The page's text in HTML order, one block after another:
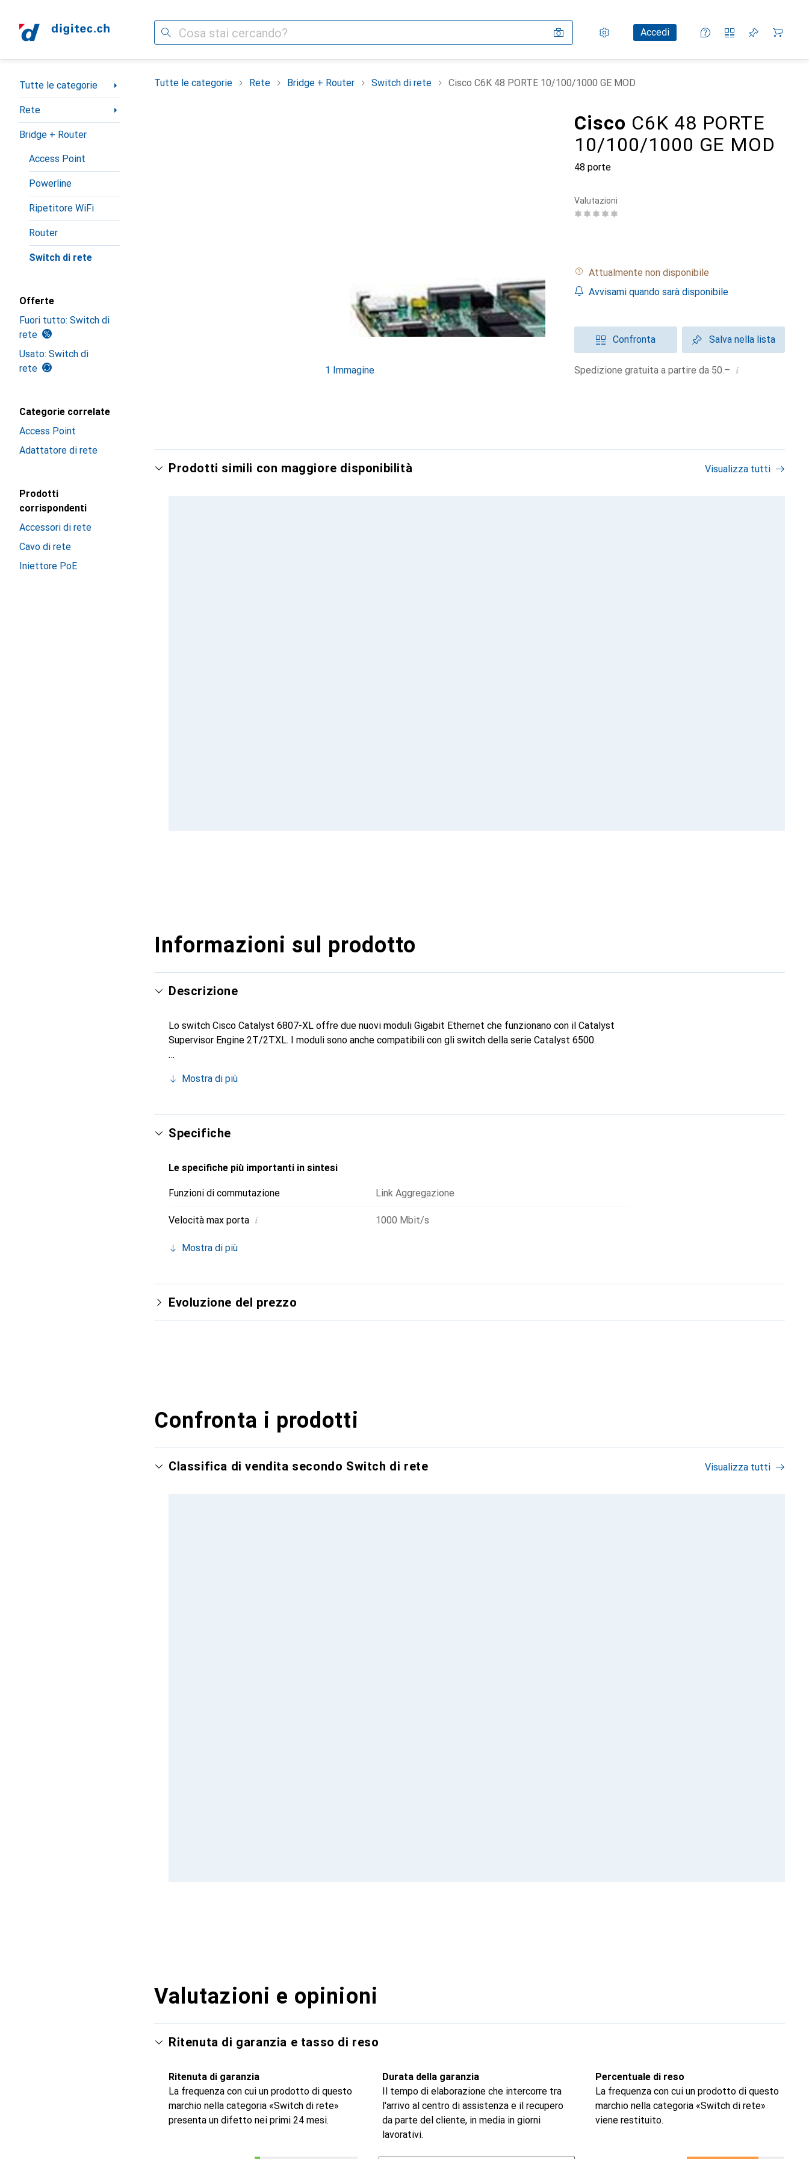
Cerca Impostazioni
Conto clienteAccedi
Liste di confronto
Liste dei desideri
Carrello
Categoria Navigazione
Tutte le categorie
Rete
Bridge + Router
Access Point
Powerline
Ripetitore WiFi
Router
Switch di rete
Offerte
Fuori tutto: Switch di
rete
Usato: Switch di
rete
Categorie correlate
Access Point
Adattatore di rete
Prodotti
corrispondenti
Accessori di rete
Cavo di rete
Iniettore PoE
Tutte le categorie Rete Bridge + Router Switch di rete Cisco C6K 48 PORTE 10/100/1000 GE MOD
1 Immagine
Cisco C6K 48 PORTE
10/100/1000 GE MOD
48 porte
Valutazioni
Attualmente non disponibile
Avvisami quando sarà disponibile
Confronta Salva nella lista
Spedizione gratuita a partire da 50.– i
Prodotti simili con maggiore disponibilità Visualizza tutti
Informazioni sul prodotto
Descrizione
Lo switch Cisco Catalyst 6807-XL offre due nuovi moduli Gigabit Ethernet che funzionano con il Catalyst
Supervisor Engine 2T/2TXL. I moduli sono anche compatibili con gli switch della serie Catalyst 6500.
Mostra di più
Specifiche
Le specifiche più importanti in sintesi
Funzioni di commutazione Link Aggregazione
Velocità max porta i 1000 Mbit/s
Mostra di più
Evoluzione del prezzo
Confronta i prodotti
Classifica di vendita secondo Switch di rete Visualizza tutti
Valutazioni e opinioni
Ritenuta di garanzia e tasso di reso
Ritenuta di garanzia
La frequenza con cui un prodotto di questo
marchio nella categoria «Switch di rete»
presenta un difetto nei primi 24 mesi.
Durata della garanzia
Il tempo di elaborazione che intercorre tra
l'arrivo al centro di assistenza e il recupero
da parte del cliente, in media in giorni
lavorativi.
Percentuale di reso
La frequenza con cui un prodotto di questo
marchio nella categoria «Switch di rete»
viene restituito.